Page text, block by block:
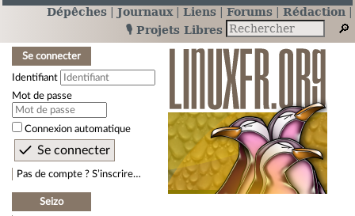
Dépêches Journaux Liens Forums
Rédaction
🎙️ Projets Libres
Se connecter
Identifiant
Mot de passe
Connexion automatique
Pas de compte ? S’inscrire…
Seizo